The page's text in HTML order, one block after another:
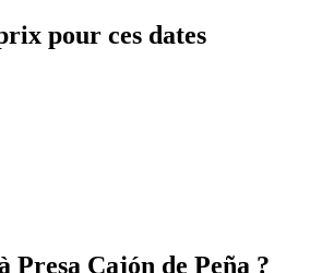
pour ces dates
Presa Cajón de Peña ?